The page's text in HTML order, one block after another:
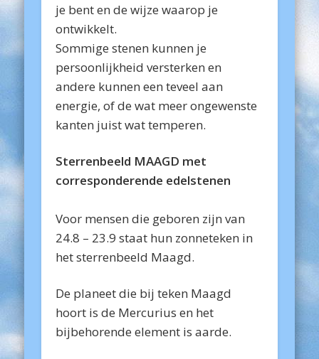
je bent en de wijze waarop je
ontwikkelt.
Sommige stenen kunnen je
persoonlijkheid versterken en
andere kunnen een teveel aan
energie, of de wat meer ongewenste
kanten juist wat temperen.
Sterrenbeeld MAAGD met
corresponderende edelstenen
Voor mensen die geboren zijn van
24.8 – 23.9 staat hun zonneteken in
het sterrenbeeld Maagd.
De planeet die bij teken Maagd
hoort is de Mercurius en het
bijbehorende element is aarde.